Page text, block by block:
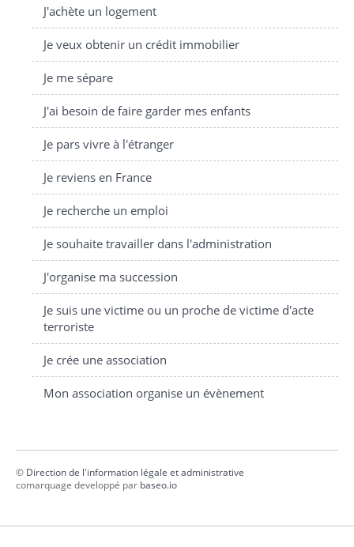
J'achète un logement
Je veux obtenir un crédit immobilier
Je me sépare
J'ai besoin de faire garder mes enfants
Je pars vivre à l'étranger
Je reviens en France
Je recherche un emploi
Je souhaite travailler dans l'administration
J'organise ma succession
Je suis une victime ou un proche de victime d'acte
terroriste
Je crée une association
Mon association organise un évènement
© Direction de l'information légale et administrative
comarquage developpé par baseo.io